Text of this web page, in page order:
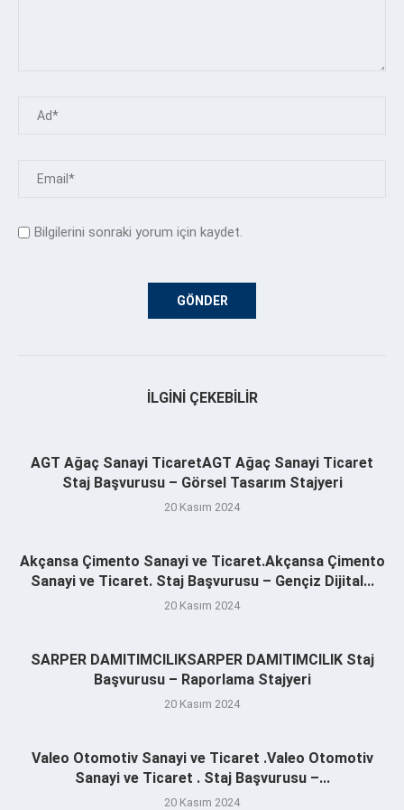
Bilgilerini sonraki yorum için kaydet.
İLGINI ÇEKEBILIR
AGT Ağaç Sanayi TicaretAGT Ağaç Sanayi Ticaret
Staj Başvurusu – Görsel Tasarım Stajyeri
20 Kasım 2024
Akçansa Çimento Sanayi ve Ticaret.Akçansa Çimento
Sanayi ve Ticaret. Staj Başvurusu – Gençiz Dijital...
20 Kasım 2024
SARPER DAMITIMCILIKSARPER DAMITIMCILIK Staj
Başvurusu – Raporlama Stajyeri
20 Kasım 2024
Valeo Otomotiv Sanayi ve Ticaret .Valeo Otomotiv
Sanayi ve Ticaret . Staj Başvurusu –...
20 Kasım 2024